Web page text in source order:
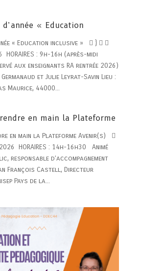
« Education
« Education inclusive »  }  
HORAIRES : 9h-16h (après-midi
aux enseignants RA rentrée 2026)
Germanaud et Julie Leyrat-Savin Lieu :
Maurice, 44000...
en main la Plateforme
en main la Plateforme Avenir(s) 
HORAIRES : 14h-16h30 Animé
responsable d’accompagnement
François Castell, Directeur
Pays de la...